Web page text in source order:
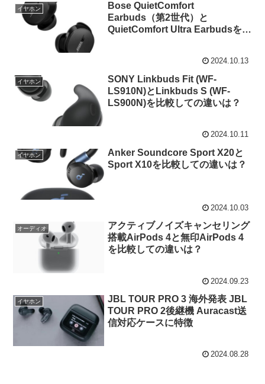
イヤホン
Bose QuietComfort
Earbuds（第2世代）と
QuietComfort Ultra Earbudsを比
2024.10.13
イヤホン
SONY Linkbuds Fit (WF-
LS910N)とLinkbuds S (WF-
LS900N)を比較しての違いは？
2024.10.11
イヤホン
Anker Soundcore Sport X20と
Sport X10を比較しての違いは？
2024.10.03
オーディオ
アクティブノイズキャンセリング
搭載AirPods 4と無印AirPods 4
を比較しての違いは？
2024.09.23
イヤホン
JBL TOUR PRO 3 海外発表 JBL
TOUR PRO 2後継機 Auracast送
信対応ケースに特徴
2024.08.28